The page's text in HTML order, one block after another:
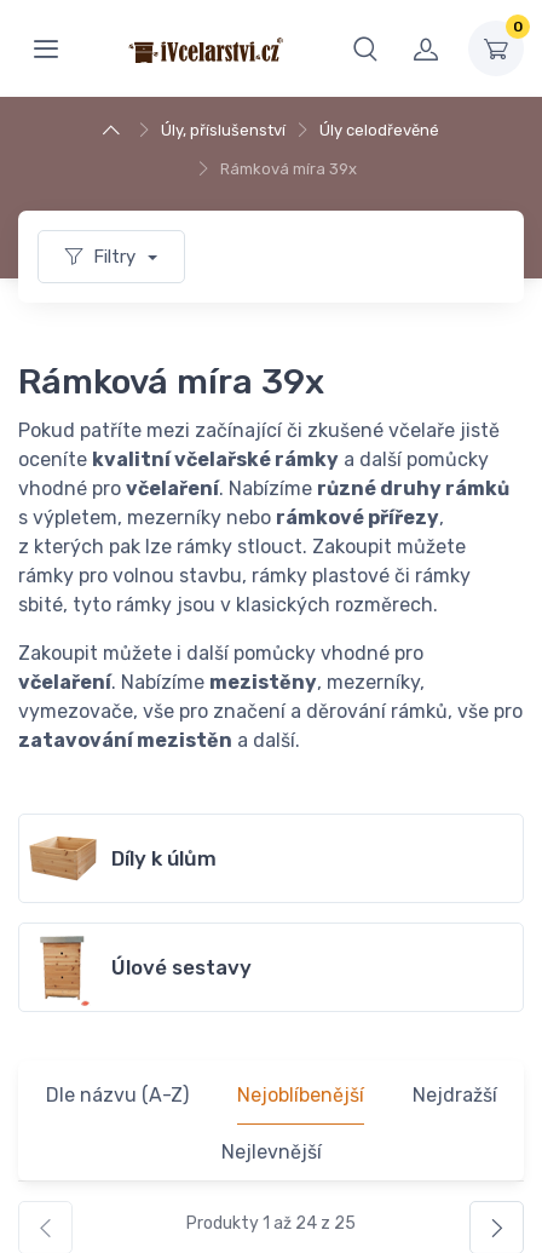
0
Úly, příslušenství Úly celodřevěné
Rámková míra 39x
Filtry
Rámková míra 39x
Pokud patříte mezi začínající či zkušené včelaře jistě
oceníte kvalitní včelařské rámky a další pomůcky
vhodné pro včelaření. Nabízíme různé druhy rámků
s výpletem, mezerníky nebo rámkové přířezy,
z kterých pak lze rámky stlouct. Zakoupit můžete
rámky pro volnou stavbu, rámky plastové či rámky
sbité, tyto rámky jsou v klasických rozměrech.
Zakoupit můžete i další pomůcky vhodné pro
včelaření. Nabízíme mezistěny, mezerníky,
vymezovače, vše pro značení a děrování rámků, vše pro
zatavování mezistěn a další.
Díly k úlům
Úlové sestavy
Dle názvu (A-Z) Nejoblíbenější Nejdražší
Nejlevnější
Produkty 1 až 24 z 25